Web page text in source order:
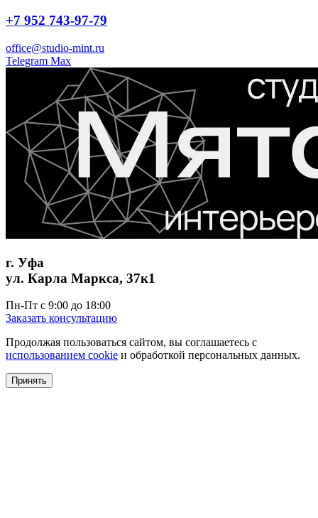
+7 952 743-97-79
office@studio-mint.ru
Telegram Max
г. Уфа
ул. Карла Маркса, 37к1
Пн-Пт с 9:00 до 18:00
Заказать консультацию
Продолжая пользоваться сайтом, вы соглашаетесь с
использованием cookie и обработкой персональных данных.
Принять